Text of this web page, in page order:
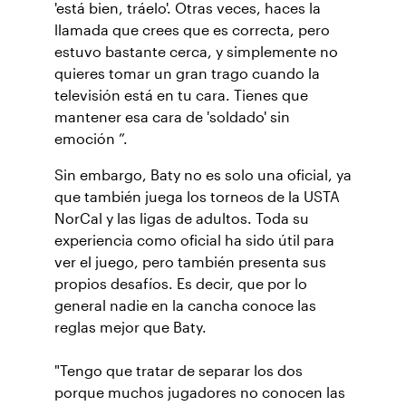
'está bien, tráelo'. Otras veces, haces la
llamada que crees que es correcta, pero
estuvo bastante cerca, y simplemente no
quieres tomar un gran trago cuando la
televisión está en tu cara. Tienes que
mantener esa cara de 'soldado' sin
emoción ”.
Sin embargo, Baty no es solo una oficial, ya
que también juega los torneos de la USTA
NorCal y las ligas de adultos. Toda su
experiencia como oficial ha sido útil para
ver el juego, pero también presenta sus
propios desafíos. Es decir, que por lo
general nadie en la cancha conoce las
reglas mejor que Baty.
"Tengo que tratar de separar los dos
porque muchos jugadores no conocen las